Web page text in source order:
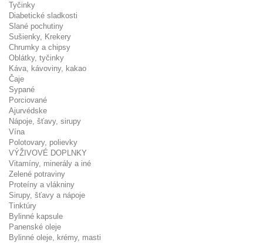
Tyčinky
Diabetické sladkosti
Slané pochutiny
Sušienky, Krekery
Chrumky a chipsy
Oblátky, tyčinky
Káva, kávoviny, kakao
Čaje
Sypané
Porciované
Ajurvédske
Nápoje, šťavy, sirupy
Vína
Polotovary, polievky
VÝŽIVOVÉ DOPLNKY
Vitamíny, minerály a iné
Zelené potraviny
Proteíny a vlákniny
Sirupy, šťavy a nápoje
Tinktúry
Bylinné kapsule
Panenské oleje
Bylinné oleje, krémy, masti